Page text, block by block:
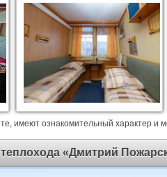
имеют ознакомительный характер и
«Дмитрий